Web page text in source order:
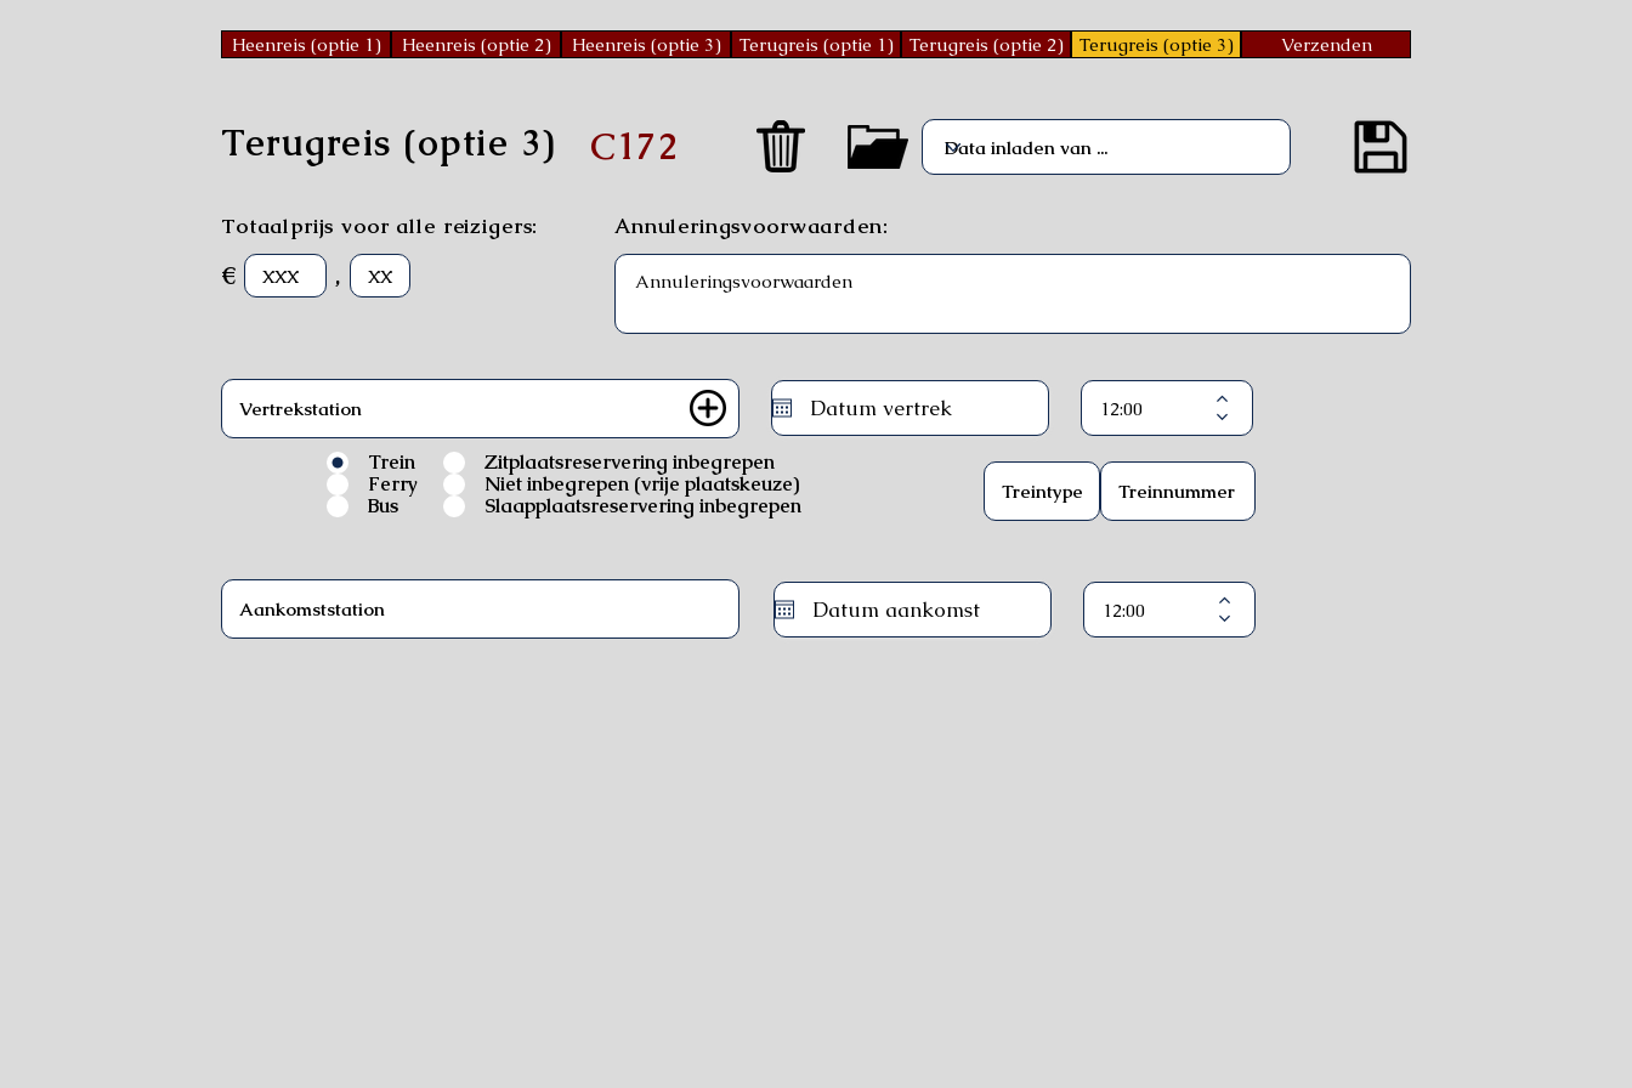
Heenreis (optie 1) Heenreis (optie 2) Heenreis (optie 3) Terugreis (optie 1) Terugreis (optie 2) Terugreis (optie 3) Verzenden
Terugreis (optie 3) C172
Totaalprijs voor alle reizigers:
€ ,
Annuleringsvoorwaarden:
Trein
Ferry
Bus
Zitplaatsreservering inbegrepen
Niet inbegrepen (vrije plaatskeuze)
Slaapplaatsreservering inbegrepen